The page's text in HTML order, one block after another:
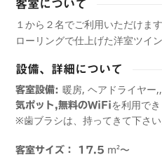
客室について
１から２名でご利用いただけま
ローリングで仕上げた洋室ツイ
設備、詳細について
客室設備:暖房, ヘアドライヤー
気ポット,無料のWiFiを利用でき
※歯ブラシは、持ってきて下さい
客室サイズ： 17.5 m²〜